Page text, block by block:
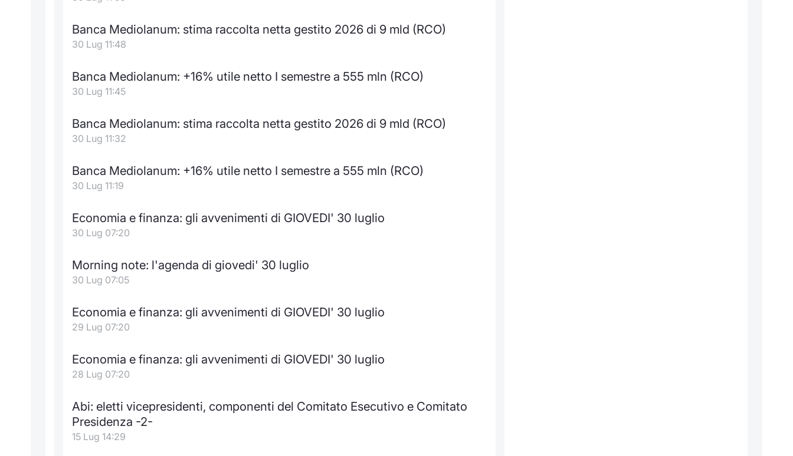
Banca Mediolanum: stima raccolta netta gestito 2026 di 9 mld (RCO)
30 Lug 11:48
Banca Mediolanum: +16% utile netto I semestre a 555 mln (RCO)
30 Lug 11:45
Banca Mediolanum: stima raccolta netta gestito 2026 di 9 mld (RCO)
30 Lug 11:32
Banca Mediolanum: +16% utile netto I semestre a 555 mln (RCO)
30 Lug 11:19
Economia e finanza: gli avvenimenti di GIOVEDI' 30 luglio
30 Lug 07:20
Morning note: l'agenda di giovedi' 30 luglio
30 Lug 07:05
Economia e finanza: gli avvenimenti di GIOVEDI' 30 luglio
29 Lug 07:20
Economia e finanza: gli avvenimenti di GIOVEDI' 30 luglio
28 Lug 07:20
Abi: eletti vicepresidenti, componenti del Comitato Esecutivo e Comitato
Presidenza -2-
15 Lug 14:29